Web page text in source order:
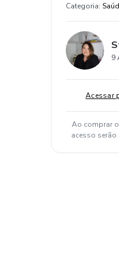
Categoria:
9
Acessar
Ao comprar
acesso serão